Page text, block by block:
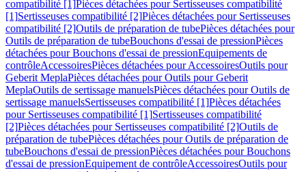
compatibilité [1]Pièces détachées pour Sertisseuses compatibilité
[1]Sertisseuses compatibilité [2]Pièces détachées pour Sertisseuses
compatibilité [2]Outils de préparation de tubePièces détachées pour
Outils de préparation de tubeBouchons d'essai de pressionPièces
détachées pour Bouchons d'essai de pressionEquipements de
contrôleAccessoiresPièces détachées pour AccessoiresOutils pour
Geberit MeplaPièces détachées pour Outils pour Geberit
MeplaOutils de sertissage manuelsPièces détachées pour Outils de
sertissage manuelsSertisseuses compatibilité [1]Pièces détachées
pour Sertisseuses compatibilité [1]Sertisseuses compatibilité
[2]Pièces détachées pour Sertisseuses compatibilité [2]Outils de
préparation de tubePièces détachées pour Outils de préparation de
tubeBouchons d'essai de pressionPièces détachées pour Bouchons
d'essai de pressionEquipement de contrôleAccessoiresOutils pour